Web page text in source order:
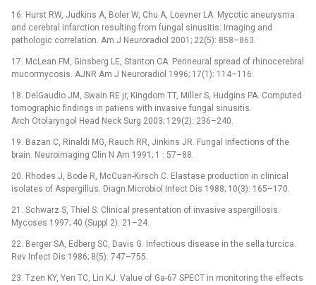
16. Hurst RW, Judkins A, Boler W, Chu A, Loevner LA. Mycotic aneurysma
and cerebral infarction resulting from fungal sinusitis: Imaging and
pathologic correlation. Am J Neuroradiol 2001; 22(5): 858–863.
17. McLean FM, Ginsberg LE, Stanton CA. Perineural spread of rhinocerebral
mucormycosis. AJNR Am J Neuroradiol 1996; 17(1): 114–116.
18. DelGaudio JM, Swain RE jr, Kingdom TT, Miller S, Hudgins PA. Computed
tomographic findings in patiens with invasive fungal sinusitis.
Arch Otolaryngol Head Neck Surg 2003; 129(2): 236–240.
19. Bazan C, Rinaldi MG, Rauch RR, Jinkins JR. Fungal infections of the
brain. Neuroimaging Clin N Am 1991; 1 : 57–88.
20. Rhodes J, Bode R, McCuan-Kirsch C. Elastase production in clinical
isolates of Aspergillus. Diagn Microbiol Infect Dis 1988; 10(3): 165–170.
21. Schwarz S, Thiel S. Clinical presentation of invasive aspergillosis.
Mycoses 1997; 40 (Suppl 2): 21–24.
22. Berger SA, Edberg SC, Davis G. Infectious disease in the sella turcica.
Rev Infect Dis 1986; 8(5): 747–755.
23. Tzen KY, Yen TC, Lin KJ. Value of Ga-67 SPECT in monitoring the effects